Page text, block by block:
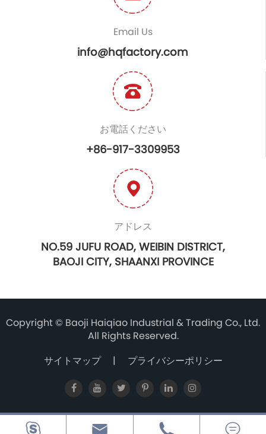
Email Us
info@hqfactory.com
お電話ください
+86-917-3309953
アドレス
NO.59 JUFU ROAD, WEIBIN DISTRICT,
BAOJI CITY, SHAANXI PROVINCE
Copyright © Baoji Haiqiao Industrial & Trading Co., Ltd.
All Rights Reserved.
サイトマップ| プライバシーポリシー
   